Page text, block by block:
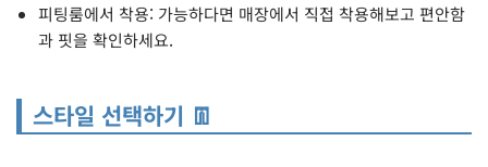
피팅룸에서 착용: 가능하다면 매장에서 직접 착용해보고 편안함
과 핏을 확인하세요.
스타일 선택하기 👖